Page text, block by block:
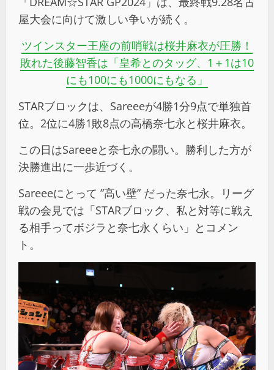
屋大会に向けて激しい争いが続く。
ツインスター王座の前哨戦は桜井麻衣が圧勝！
敗れた後藤智香は「皇希とのタッグ、 1 ＋ 1は10
にも 100にも 1000にもなる」
STARブロックは、Sareeeが4勝1分9点で単独首
位。2位に4勝1敗8点の高橋奈七永と桜井麻衣。
この日はSareeeと奈七永の闘い。勝利した方が
決勝進出に一歩近づく。
Sareeeにとって ”高い壁” だった奈七永。リーグ
戦の会見では「STARブロック、私と対等に戦え
る相手ってボジラと奈七永くらい」とコメン
ト。